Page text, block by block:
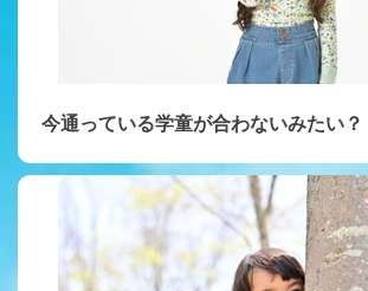
今通っている学童が合わないみたい？